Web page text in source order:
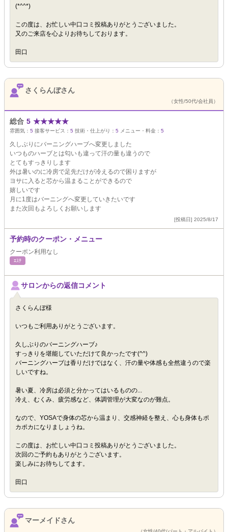
(*^^*)
この度は、お忙しい中口コミ投稿ありがとうございました。
又のご来店を心よりお待ちしております。
田口
さくらんぼさん
（女性/50代/会社員）
総合 5 ★★★★★
雰囲気： 5 接客サービス： 5 技術・仕上がり： 5 メニュー・料金： 5
久しぶりにバーニングハーブへ変更しました
いつものハーブとは匂いも違って汗の量も違うので
とてもすっきりします
外は暑いのに冷房で足先だけが冷えるので困りますが
ヨサに入ると芯から温まることができるので
嬉しいです
月に1度はバーニングへ変更していきたいです
また次回もよろしくお願いします
[投稿日] 2025/8/17
予約時のクーポン・メニュー
クーポン利用なし
ｴｽﾃ
サロンからの返信コメント
さくらんぼ様
いつもご利用ありがとうございます。
久しぶりのバーニングハーブ♪
すっきりを堪能していただけて良かったです(^^)
バーニングハーブは香りだけではなく、汗の量や体感も全然違うので楽
しいですね。
暑い夏、冷房は必須と分かってはいるものの...
冷え、むくみ、疲労感など、体調管理が大変なのが難点。
なので、YOSAで身体の芯から温まり、交感神経を整え、心も身体もポ
カポカになりましょうね。
この度は、お忙しい中口コミ投稿ありがとうございました。
次回のご予約もありがとうございます。
楽しみにお待ちしてます。
田口
マーメイドさん